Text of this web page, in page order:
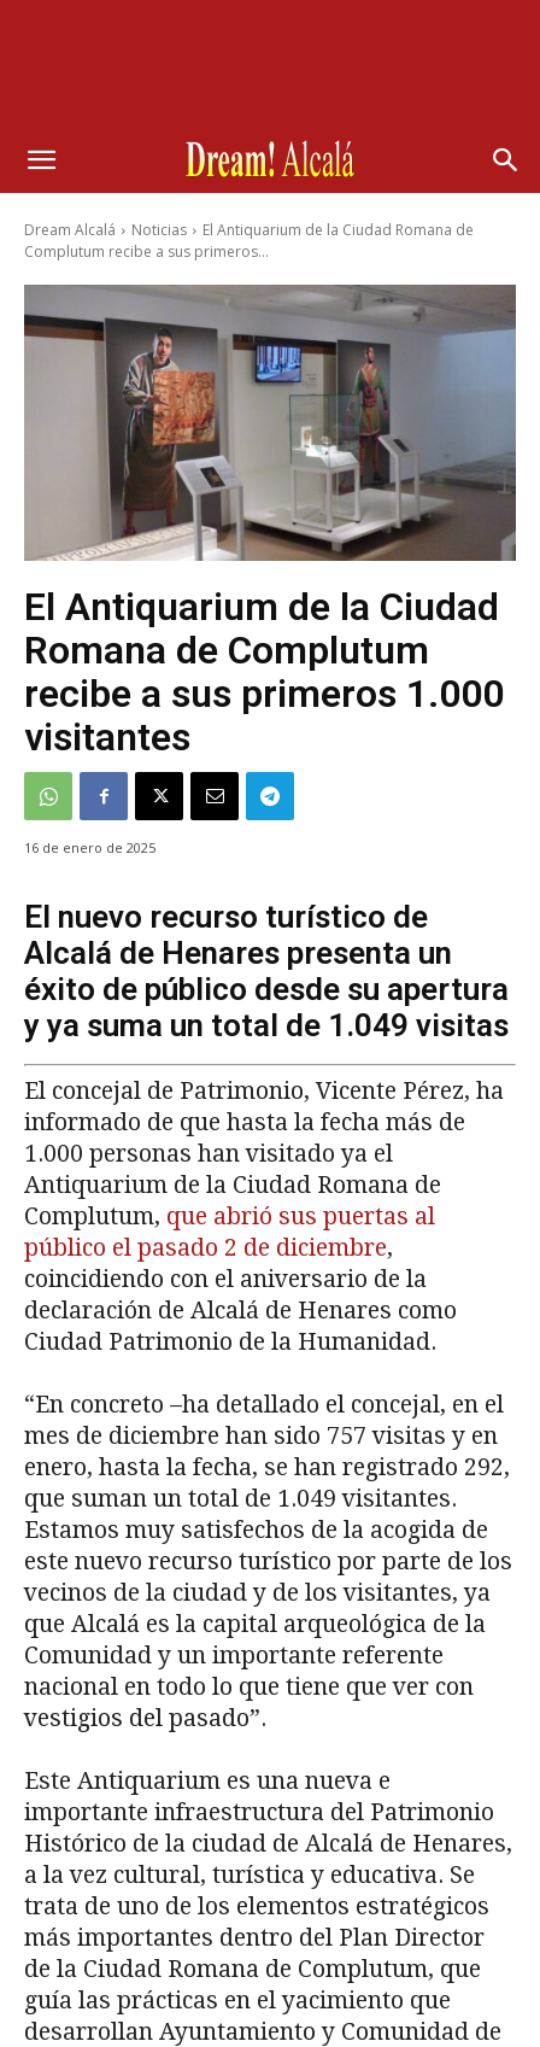
Dream Alcalá Noticias
El Antiquarium de la Ciudad Romana de
Complutum recibe a sus primeros...
El Antiquarium de la Ciudad
Romana de Complutum
recibe a sus primeros 1.000
visitantes
16 de enero de 2025
El nuevo recurso turístico de
Alcalá de Henares presenta un
éxito de público desde su apertura
y ya suma un total de 1.049 visitas
El concejal de Patrimonio, Vicente Pérez, ha
informado de que hasta la fecha más de
1.000 personas han visitado ya el
Antiquarium de la Ciudad Romana de
Complutum, que abrió sus puertas al
público el pasado 2 de diciembre,
coincidiendo con el aniversario de la
declaración de Alcalá de Henares como
Ciudad Patrimonio de la Humanidad.
“En concreto –ha detallado el concejal, en el
mes de diciembre han sido 757 visitas y en
enero, hasta la fecha, se han registrado 292,
que suman un total de 1.049 visitantes.
Estamos muy satisfechos de la acogida de
este nuevo recurso turístico por parte de los
vecinos de la ciudad y de los visitantes, ya
que Alcalá es la capital arqueológica de la
Comunidad y un importante referente
nacional en todo lo que tiene que ver con
vestigios del pasado”.
Este Antiquarium es una nueva e
importante infraestructura del Patrimonio
Histórico de la ciudad de Alcalá de Henares,
a la vez cultural, turística y educativa. Se
trata de uno de los elementos estratégicos
más importantes dentro del Plan Director
de la Ciudad Romana de Complutum, que
guía las prácticas en el yacimiento que
desarrollan Ayuntamiento y Comunidad de